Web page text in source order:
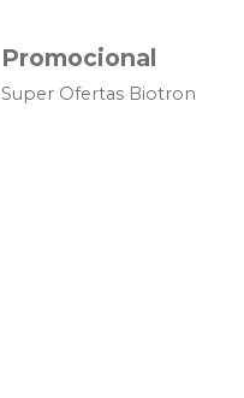
Promocional
Super Ofertas Biotron